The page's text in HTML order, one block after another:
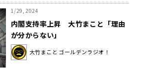
1/29, 2024
内閣支持率上昇 大竹まこと「理由
が分からない」
大竹まこと ゴールデンラジオ！